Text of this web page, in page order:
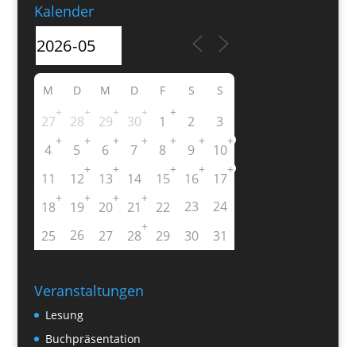
Kalender
M D M D F S S
27
+
28
+
29
+
30
+
1
+
2
3
4
+
5
+
6
+
7
+
8
+
9
+
10
+
11 12
+
13
+
14 15
+
16
+
17
+
18
+
19
+
20
+
21
+
22 23
24
25
26 27 28
+
29 30 31
Veranstaltungen
Lesung
Buchpräsentation